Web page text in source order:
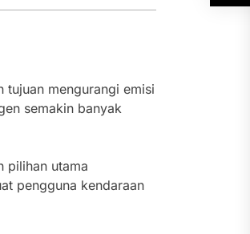
mengurangi emisi
semakin banyak
pilihan utama
pengguna kendaraan